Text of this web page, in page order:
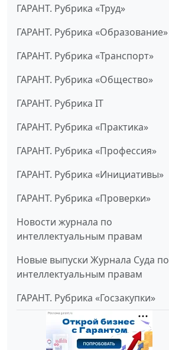
ГАРАНТ. Рубрика «Труд»
ГАРАНТ. Рубрика «Образование»
ГАРАНТ. Рубрика «Транспорт»
ГАРАНТ. Рубрика «Общество»
ГАРАНТ. Рубрика IT
ГАРАНТ. Рубрика «Практика»
ГАРАНТ. Рубрика «Профессия»
ГАРАНТ. Рубрика «Инициативы»
ГАРАНТ. Рубрика «Проверки»
Новости журнала по
интеллектуальным правам
Новые выпуски Журнала Суда по
интеллектуальным правам
ГАРАНТ. Рубрика «Госзакупки»